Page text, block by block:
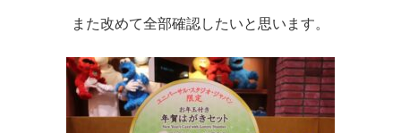
また改めて全部確認したいと思います。